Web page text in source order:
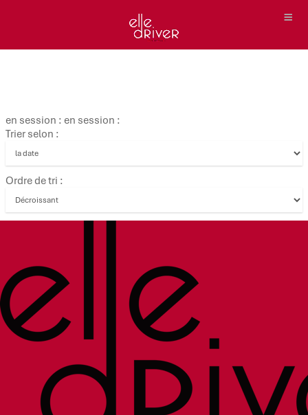
en session : en session :
Trier selon :
Ordre de tri :